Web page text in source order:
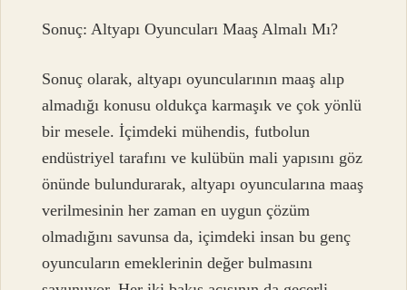
Sonuç: Altyapı Oyuncuları Maaş Almalı Mı?
Sonuç olarak, altyapı oyuncularının maaş alıp
almadığı konusu oldukça karmaşık ve çok yönlü
bir mesele. İçimdeki mühendis, futbolun
endüstriyel tarafını ve kulübün mali yapısını göz
önünde bulundurarak, altyapı oyuncularına maaş
verilmesinin her zaman en uygun çözüm
olmadığını savunsa da, içimdeki insan bu genç
oyuncuların emeklerinin değer bulmasını